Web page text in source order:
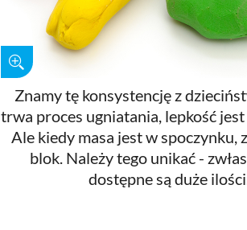
Znamy tę konsystencję z
trwa proces ugniatania, lepkość
Ale kiedy masa jest w spoczynku,
blok. Należy tego unikać -
dostępne są duże